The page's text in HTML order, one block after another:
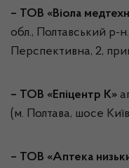
– ТОВ «Віола
обл., Полтавський р-
Перспективна, 2,
– ТОВ «Епіцентр К»
(м. Полтава, шосе
– ТОВ «Аптека